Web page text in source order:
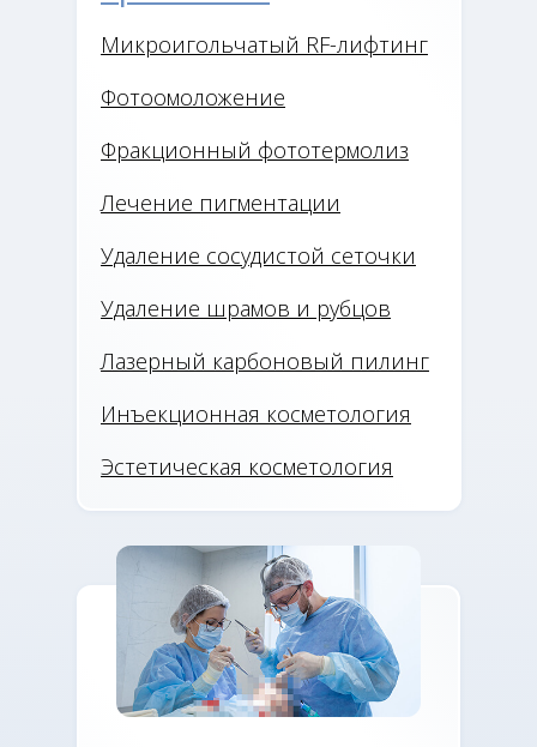
Микроигольчатый RF-лифтинг
Фотоомоложение
Фракционный фототермолиз
Лечение пигментации
Удаление сосудистой сеточки
Удаление шрамов и рубцов
Лазерный карбоновый пилинг
Инъекционная косметология
Эстетическая косметология